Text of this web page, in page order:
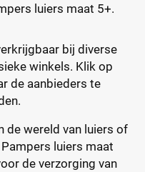
luiers maat 5+.
bij diverse
winkels. Klik op
de aanbieders te
de wereld van luiers of
luiers maat
de verzorging van